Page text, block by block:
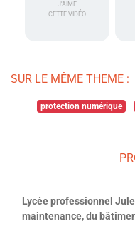
J'AIME
CETTE VIDÉO
SUR LE MÊME THEME :
protection numérique
Lycée professionnel
maintenance, du